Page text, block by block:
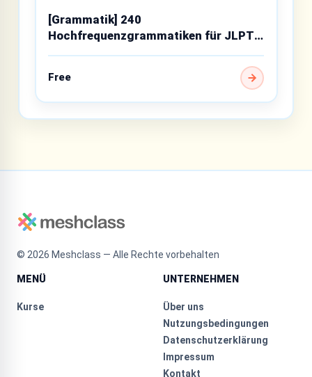
[Grammatik] 240
Hochfrequenzgrammatiken für JLPT
N4
Free
© 2026 Meshclass — Alle Rechte vorbehalten
MENÜ
Kurse
UNTERNEHMEN
Über uns
Nutzungsbedingungen
Datenschutzerklärung
Impressum
Kontakt